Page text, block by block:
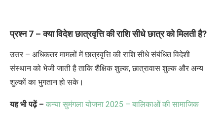
प्रश्न7 –क्या विदेश छात्रवृत्ति की राशि सीधे छात्र को मिलती है?
उत्तर – अधिकतर मामलों में छात्रवृत्ति की राशि सीधे संबंधित विदेशी
संस्थान को भेजी जाती है ताकि शैक्षिक शुल्क,छात्रावास शुल्क और अन्य
शुल्कों का भुगतान हो सके।
यह भी पढ़ें – कन्या सुमंगला योजना 2025 – बालिकाओं की सामाजिक